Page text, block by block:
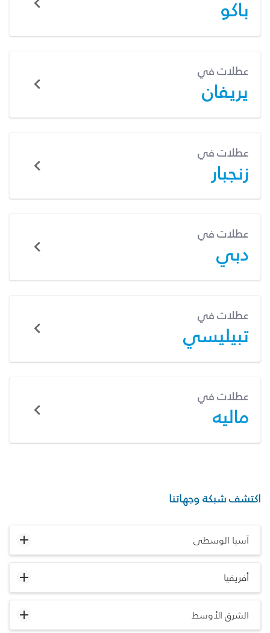
باكو
عطلات في
يريفان
عطلات في
زنجبار
عطلات في
دبي
عطلات في
تبيليسي
عطلات في
ماليه
اكتشف شبكة وجهاتنا
آسيا الوسطى
أفريقيا
الشرق الأوسط